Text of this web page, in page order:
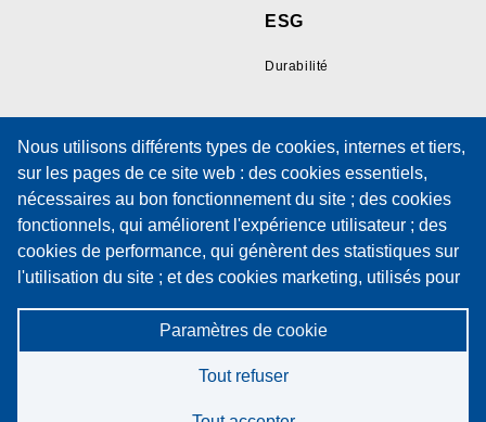
Nous utilisons différents types de cookies, internes et tiers,
sur les pages de ce site web : des cookies essentiels,
nécessaires au bon fonctionnement du site ; des cookies
fonctionnels, qui améliorent l'expérience utilisateur ; des
cookies de performance, qui génèrent des statistiques sur
l'utilisation du site ; et des cookies marketing, utilisés pour
choisissant "ACCEPTER TOUT", vous consentez à
l'utilisation de tous les cookies. Vous pouvez accepter ou
refuser chaque type de cookie individuellement et
Paramètres de cookie
Tout refuser
ESG
Durabilité
Ressources
Galerie d'échantillons
de fils
Documents techniques
Politiques
confidentialité
Support
Formation
Formulaire de
demande de service